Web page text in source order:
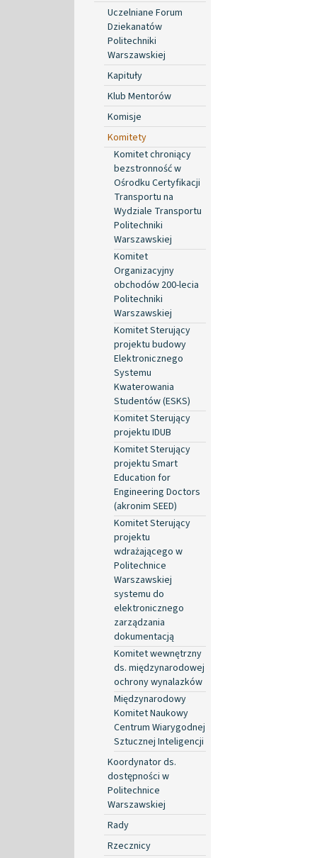
Uczelniane Forum
Dziekanatów
Politechniki
Warszawskiej
Kapituły
Klub Mentorów
Komisje
Komitety
Komitet chroniący
bezstronność w
Ośrodku Certyfikacji
Transportu na
Wydziale Transportu
Politechniki
Warszawskiej
Komitet
Organizacyjny
obchodów 200-lecia
Politechniki
Warszawskiej
Komitet Sterujący
projektu budowy
Elektronicznego
Systemu
Kwaterowania
Studentów (ESKS)
Komitet Sterujący
projektu IDUB
Komitet Sterujący
projektu Smart
Education for
Engineering Doctors
(akronim SEED)
Komitet Sterujący
projektu
wdrażającego w
Politechnice
Warszawskiej
systemu do
elektronicznego
zarządzania
dokumentacją
Komitet wewnętrzny
ds. międzynarodowej
ochrony wynalazków
Międzynarodowy
Komitet Naukowy
Centrum Wiarygodnej
Sztucznej Inteligencji
Koordynator ds.
dostępności w
Politechnice
Warszawskiej
Rady
Rzecznicy